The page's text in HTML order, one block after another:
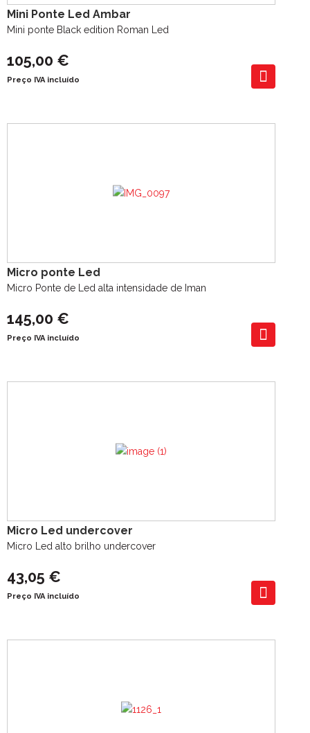
Mini Ponte Led Ambar
Mini ponte Black edition Roman Led
105,00 €
Preço IVA incluído
Micro ponte Led
Micro Ponte de Led alta intensidade de Iman
145,00 €
Preço IVA incluído
Micro Led undercover
Micro Led alto brilho undercover
43,05 €
Preço IVA incluído